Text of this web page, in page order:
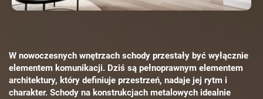
W nowoczesnych wnętrzach schody przestały być wyłącznie
elementem komunikacji. Dziś są pełnoprawnym elementem
architektury, który definiuje przestrzeń, nadaje jej rytm i
charakter. Schody na konstrukcjach metalowych idealnie